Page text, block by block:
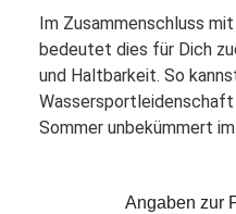
Im Zusammenschluss
bedeutet dies für Dich
und Haltbarkeit. So
Wassersportleidenschaft
Sommer unbekümmert
Angaben zur